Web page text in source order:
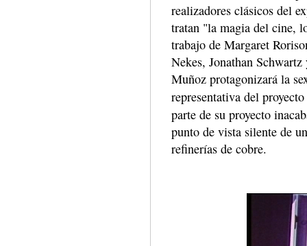
realizadores clásicos del
tratan "la magia del cine,
trabajo de Margaret
Nekes, Jonathan
Muñoz protagonizará la
representativa del
parte de su proyecto
punto de vista silente de
refinerías de cobre.